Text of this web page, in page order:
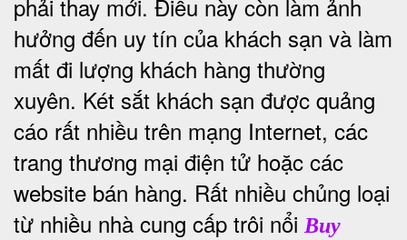
phải thay mới. Điều này còn làm ảnh
hưởng đến uy tín của khách sạn và làm
mất đi lượng khách hàng thường
xuyên. Két sắt khách sạn được quảng
cáo rất nhiều trên mạng Internet, các
trang thương mại điện tử hoặc các
website bán hàng. Rất nhiều chủng loại
từ nhiều nhà cung cấp trôi nổi Buy